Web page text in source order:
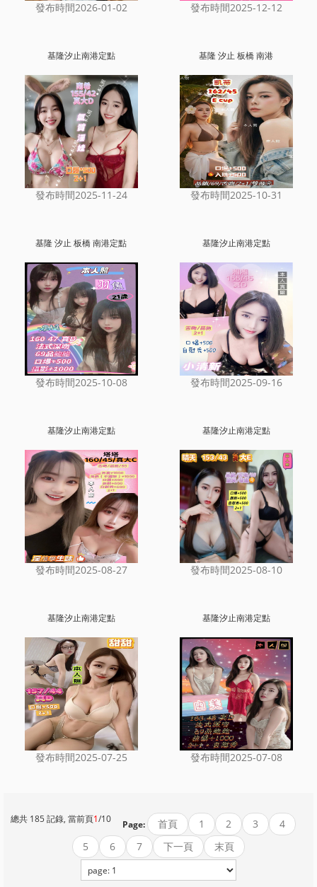
發布時間2026-01-02 發布時間2025-12-12
基隆汐止南港定點
發布時間2025-11-24
基隆 汐止 板橋 南港
發布時間2025-10-31
基隆 汐止 板橋 南港定點
發布時間2025-10-08
基隆汐止南港定點
發布時間2025-09-16
基隆汐止南港定點
發布時間2025-08-27
基隆汐止南港定點
發布時間2025-08-10
基隆汐止南港定點
發布時間2025-07-25
基隆汐止南港定點
發布時間2025-07-08
Page:
總共 185 記錄, 當前頁1/10 首頁 1 2 3
4
5
6 7 下一頁 末頁